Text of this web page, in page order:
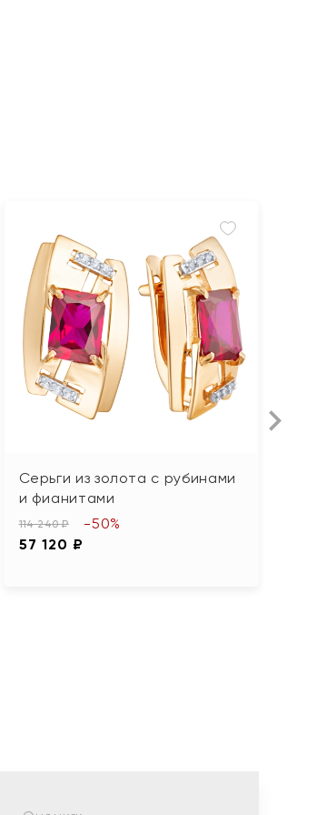
Серьги из золота с рубинами
и фианитами
114 240 ₽
57 120 ₽
-50%